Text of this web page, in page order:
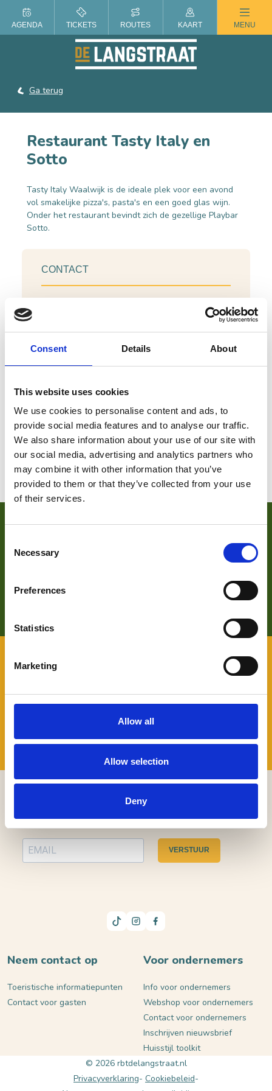
Consent Details About
This website uses cookies
We use cookies to personalise content and ads, to
provide social media features and to analyse our traffic.
We also share information about your use of our site with
our social media, advertising and analytics partners who
may combine it with other information that you’ve
provided to them or that they’ve collected from your use
of their services.
Selection
Necessary
Preferences
Statistics
Marketing
Allow all
Allow selection
Deny
ZOMER IN DE LANGSTRAAT
Ga terug
Restaurant Tasty Italy en
Sotto
Tasty Italy Waalwijk is de ideale plek voor een avond
vol smakelijke pizza's, pasta's en een goed glas wijn.
Onder het restaurant bevindt zich de gezellige Playbar
Sotto.
CONTACT
VOOR ONDERNEMERS
Zoek je meer informatie over het bedrijf achter Bezoek De
Langstraat? Klik op de button en kom alles te weten over
Benieuwd naar wat er allemaal te beleven valt in De
Langstraat en wil je daarover graag persoonlijk advies? Je
kunt terecht bij onze Toeristische Informatiepunten.
MELD JE AAN VOOR ONZE NIEUWSBRIEF
VERSTUUR
Neem contact op
Toeristische informatiepunten
Contact voor gasten
Voor ondernemers
Info voor ondernemers
Webshop voor ondernemers
Contact voor ondernemers
Inschrijven nieuwsbrief
Huisstijl toolkit
© 2026 rbtdelangstraat.nl
Privacyverklaring Cookiebeleid
AGENDA TICKETS ROUTES KAART MENU